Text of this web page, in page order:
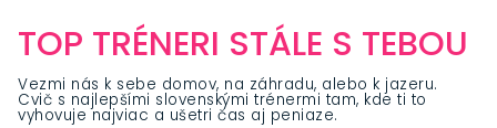
TOP TRÉNERI STÁLE S TEBOU
Vezmi nás k sebe domov, na záhradu, alebo k jazeru.
Cvič s najlepšími slovenskými trénermi tam, kde ti to
vyhovuje najviac a ušetri čas aj peniaze.